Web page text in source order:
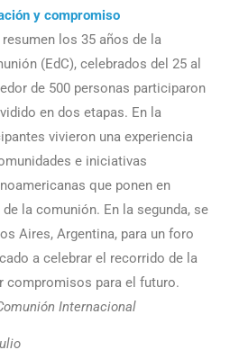
y compromiso
los 35 años de la
(EdC), celebrados del 25 al
de 500 personas participaron
en dos etapas. En la
vivieron una experiencia
e iniciativas
que ponen en
la comunión. En la segunda, se
Aires, Argentina, para un foro
a celebrar el recorrido de la
compromisos para el futuro.
Internacional